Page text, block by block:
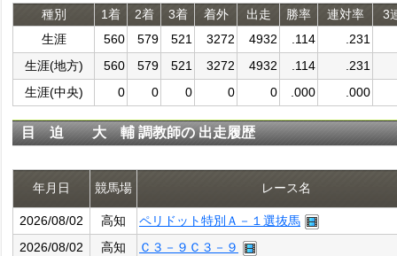
種別 1着 2着 3着 着外 出走 勝率 連対率
3
生涯
560 579 521 3272 4932 .114
.231
生涯(地方)
560 579 521 3272 4932 .114
.231
生涯(中央)
0 0 0 0 0 .000 .000
目 迫 大 輔 調教師の 出走履歴
年月日 競馬場 レース名
2026/08/02 高知
ペリドット特別Ａ－１選抜馬
2026/08/02
高知
Ｃ３－９Ｃ３－９